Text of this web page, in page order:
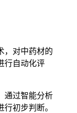
，对中药材的
行自动化评
通过智能分析
初步判断。